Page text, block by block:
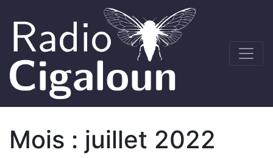
Mois : juillet 2022